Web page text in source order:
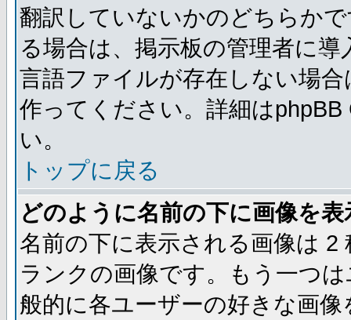
翻訳していないかのどちらか
る場合は、掲示板の管理者に
言語ファイルが存在しない場
作ってください。詳細は
い。
トップに戻る
どのように名前の下に画像を
名前の下に表示される画像は
ランクの画像です。もう一つ
般的に各ユーザーの好きな画